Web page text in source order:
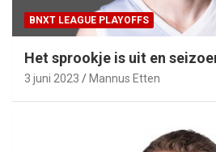
BNXT LEAGUE PLAYOFFS
Het sprookje is uit en
3 juni 2023 Mannus Etten